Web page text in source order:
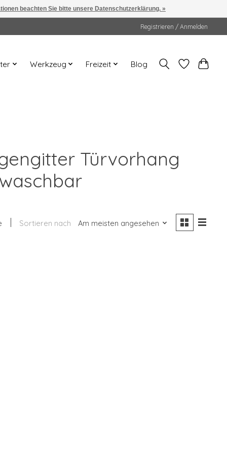
Registrieren / Anmelden
Werkzeug Freizeit Blog
Türvorhang
Sortieren nach Am meisten angesehen
beachten Sie bitte unsere Datenschutzerklärung. »